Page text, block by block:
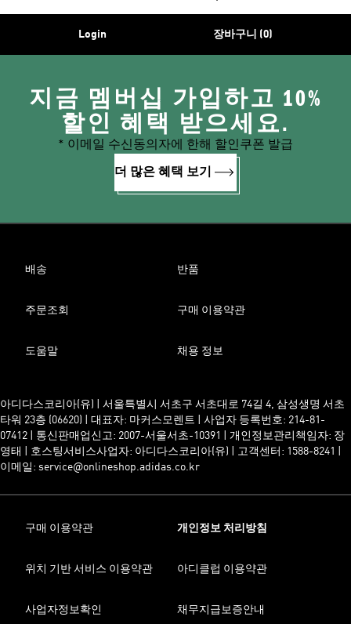
Login 장바구니 (0)
지금 멤버십 가입하고 10%
할인 혜택 받으세요.
* 이메일 수신동의자에 한해 할인쿠폰 발급
더 많은 혜택 보기
배송 반품
주문조회 구매 이용약관
도움말 채용 정보
아디다스코리아(유) | 서울특별시 서초구 서초대로 74길 4, 삼성생명 서초
타워 23층 (06620) | 대표자: 마커스모렌트 | 사업자 등록번호: 214-81-
07412 | 통신판매업신고: 2007-서울서초-10391 | 개인정보관리책임자: 장
영태 | 호스팅서비스사업자: 아디다스코리아(유) | 고객센터: 1588-8241 |
이메일: service@onlineshop.adidas.co.kr
구매 이용약관 개인정보 처리방침
위치 기반 서비스 이용약관 아디클럽 이용약관
사업자정보확인 채무지급보증안내